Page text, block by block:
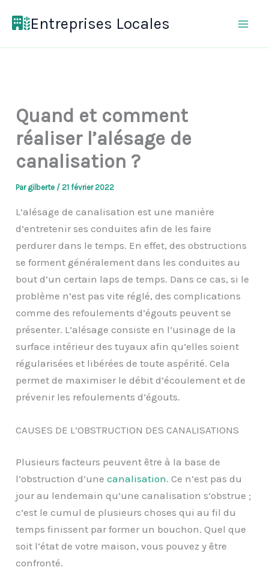
Entreprises Locales
Quand et comment
réaliser l’alésage de
canalisation ?
Par gilberte /21 février 2022
L’alésage de canalisation est une manière
d’entretenir ses conduites afin de les faire
perdurer dans le temps. En effet, des obstructions
se forment généralement dans les conduites au
bout d’un certain laps de temps. Dans ce cas, si le
problème n’est pas vite réglé, des complications
comme des refoulements d’égouts peuvent se
présenter. L’alésage consiste en l’usinage de la
surface intérieur des tuyaux afin qu’elles soient
régularisées et libérées de toute aspérité. Cela
permet de maximiser le débit d’écoulement et de
prévenir les refoulements d’égouts.
CAUSES DE L’OBSTRUCTION DES CANALISATIONS
Plusieurs facteurs peuvent être à la base de
l’obstruction d’unecanalisation. Ce n’est pas du
jour au lendemain qu’une canalisation s’obstrue ;
c’est le cumul de plusieurs choses qui au fil du
temps finissent par former un bouchon. Quel que
soit l’état de votre maison, vous pouvez y être
confronté.